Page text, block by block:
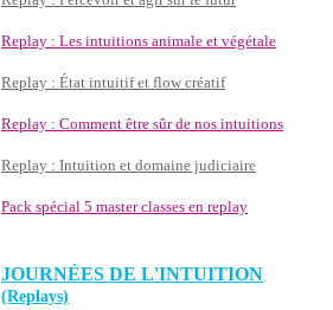
Replay : Les intuitions animale et végétale
Replay : État intuitif et flow créatif
Replay : Comment être sûr de nos intuitions
Replay : Intuition et domaine judiciaire
Pack spécial 5 master classes en replay
JOURNÉES DE L'INTUITION
(Replays)